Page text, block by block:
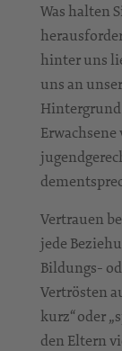
Was halten
hinter uns
uns an
Vertrauen
jede
Bildungs-
Vertrösten
kurz“ oder
den Eltern